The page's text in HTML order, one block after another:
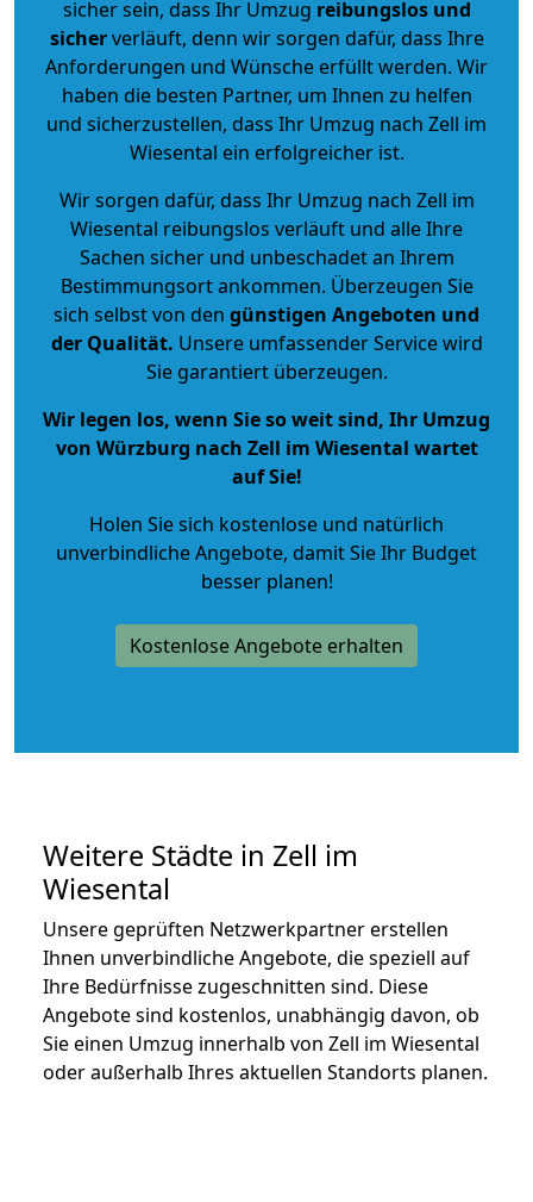
sicher sein, dass Ihr Umzug reibungslos und
sicherverläuft, denn wir sorgen dafür, dass Ihre
Anforderungen und Wünsche erfüllt werden. Wir
haben die besten Partner, um Ihnen zu helfen
und sicherzustellen, dass Ihr Umzug nach Zell im
Wiesental ein erfolgreicher ist.
Wir sorgen dafür, dass Ihr Umzug nach Zell im
Wiesental reibungslos verläuft und alle Ihre
Sachen sicher und unbeschadet an Ihrem
Bestimmungsort ankommen. Überzeugen Sie
sich selbst von den günstigen Angeboten und
der Qualität. Unsere umfassender Service wird
Sie garantiert überzeugen.
Wir legen los, wenn Sie so weit sind, Ihr Umzug
von Würzburg nach Zell im Wiesental wartet
auf Sie!
Holen Sie sich kostenlose und natürlich
unverbindliche Angebote, damit Sie Ihr Budget
besser planen!
Kostenlose Angebote erhalten
Weitere Städte in Zell im
Wiesental
Unsere geprüften Netzwerkpartner erstellen
Ihnen unverbindliche Angebote, die speziell auf
Ihre Bedürfnisse zugeschnitten sind. Diese
Angebote sind kostenlos, unabhängig davon, ob
Sie einen Umzug innerhalb von Zell im Wiesental
oder außerhalb Ihres aktuellen Standorts planen.